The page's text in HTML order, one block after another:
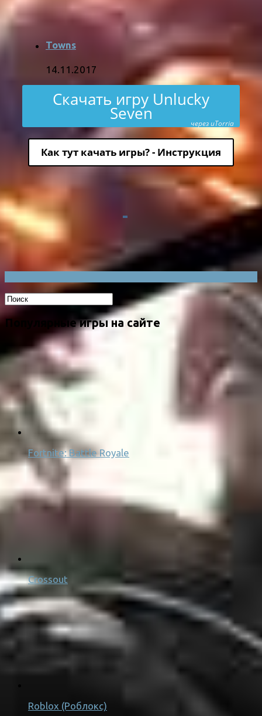
Towns
14.11.2017
Скачать игру Unlucky
Seven через uTorria
Как тут качать игры? - Инструкция
Популярные игры на сайте
Fortnite: Battle Royale
Crossout
Roblox (Роблокс)